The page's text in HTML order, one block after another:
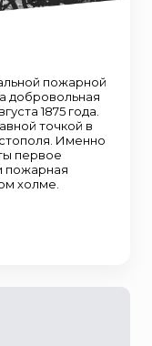
пожарной
добровольная
1875 года.
точкой в
Именно
первое
пожарная
холме.